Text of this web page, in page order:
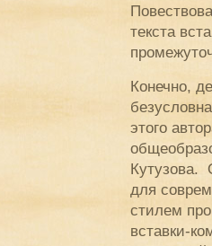
текста
Конечно,
этого
Кутузова.
для
стилем
вставки-